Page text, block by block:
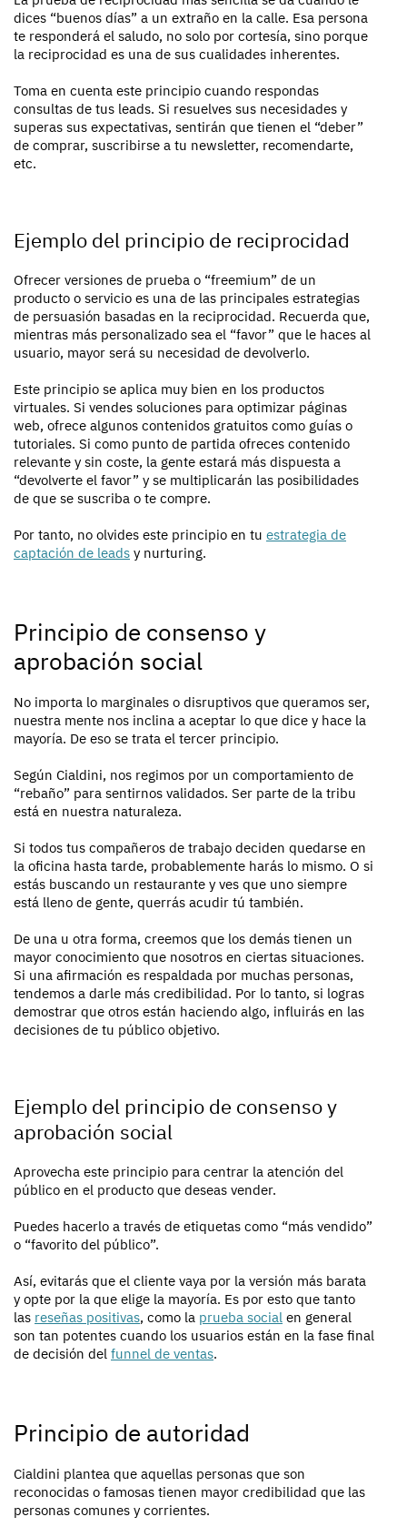
dices “buenos días” a un extraño en la calle. Esa persona
te responderá el saludo, no solo por cortesía, sino porque
la reciprocidad es una de sus cualidades inherentes.
Toma en cuenta este principio cuando respondas
consultas de tus leads. Si resuelves sus necesidades y
superas sus expectativas, sentirán que tienen el “deber”
de comprar, suscribirse a tu newsletter, recomendarte,
etc.
Ejemplo del principio de reciprocidad
Ofrecer versiones de prueba o “freemium” de un
producto o servicio es una de las principales estrategias
de persuasión basadas en la reciprocidad. Recuerda que,
mientras más personalizado sea el “favor” que le haces al
usuario, mayor será su necesidad de devolverlo.
Este principio se aplica muy bien en los productos
virtuales. Si vendes soluciones para optimizar páginas
web, ofrece algunos contenidos gratuitos como guías o
tutoriales. Si como punto de partida ofreces contenido
relevante y sin coste, la gente estará más dispuesta a
“devolverte el favor” y se multiplicarán las posibilidades
de que se suscriba o te compre.
Por tanto, no olvides este principio en tu estrategia de
captación de leads y nurturing.
Principio de consenso y
aprobación social
No importa lo marginales o disruptivos que queramos ser,
nuestra mente nos inclina a aceptar lo que dice y hace la
mayoría. De eso se trata el tercer principio.
Según Cialdini, nos regimos por un comportamiento de
“rebaño” para sentirnos validados. Ser parte de la tribu
está en nuestra naturaleza.
Si todos tus compañeros de trabajo deciden quedarse en
la oficina hasta tarde, probablemente harás lo mismo. O si
estás buscando un restaurante y ves que uno siempre
está lleno de gente, querrás acudir tú también.
De una u otra forma, creemos que los demás tienen un
mayor conocimiento que nosotros en ciertas situaciones.
Si una afirmación es respaldada por muchas personas,
tendemos a darle más credibilidad. Por lo tanto, si logras
demostrar que otros están haciendo algo, influirás en las
decisiones de tu público objetivo.
Ejemplo del principio de consenso y
aprobación social
Aprovecha este principio para centrar la atención del
público en el producto que deseas vender.
Puedes hacerlo a través de etiquetas como “más vendido”
o “favorito del público”.
Así, evitarás que el cliente vaya por la versión más barata
y opte por la que elige la mayoría. Es por esto que tanto
las reseñas positivas, como la prueba social en general
son tan potentes cuando los usuarios están en la fase final
de decisión del funnel de ventas.
Principio de autoridad
Cialdini plantea que aquellas personas que son
reconocidas o famosas tienen mayor credibilidad que las
personas comunes y corrientes.